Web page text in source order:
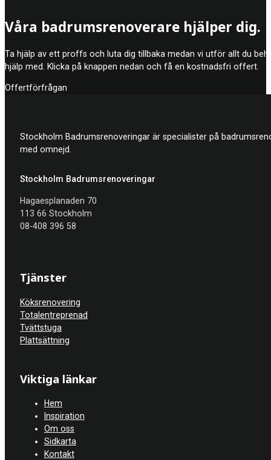
kompensation från ditt försäkringsbolag om du har utfört
Våra badrumsrenoverare hjälper dig.
Ta hjälp av ett proffs och luta dig tillbaka medan vi utför allt du
hjälp med. Klicka på knappen nedan och få en kostnadsfri offert.
Offertförfrågan
Stockholm Badrumsrenoveringar är specialister på
med omnejd.
Stockholm Badrumsrenoveringar
Hagaesplanaden 70
113 66 Stockholm
08-408 396 58
Tjänster
Köksrenovering
Totalentreprenad
Tvättstuga
Plattsättning
Viktiga länkar
Hem
Inspiration
Om oss
Sidkarta
Kontakt